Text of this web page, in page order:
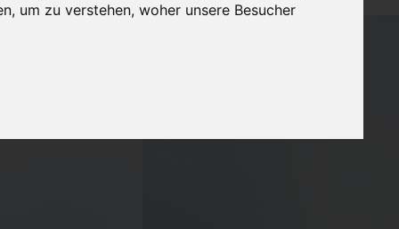
um zu verstehen, woher unsere Besucher